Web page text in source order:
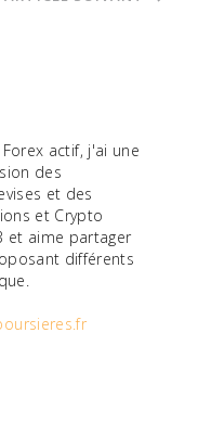
actif, j'ai une
des
et des
et Crypto
et aime partager
différents